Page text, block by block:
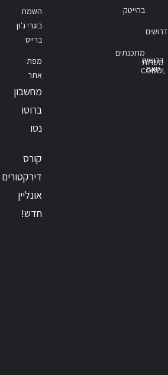
בהייטק
דרושים
מתכנתים
דרושים
סאפ
משרות
COBOL
השמת
בוגרי ג’ון
ברייס
מפת
אתר
מחשבון
ברוטו
נטו
קורס
דירקטורים
אונליין
חדש!